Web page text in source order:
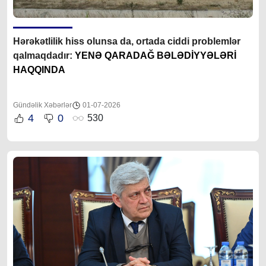
Hərəkətlilik hiss olunsa da, ortada ciddi problemlər
qalmaqdadır: YENƏ QARADAĞ BƏLƏDİYYƏLƏRİ
HAQQINDA
Gündəlik Xəbərlər 01-07-2026
4 0 530